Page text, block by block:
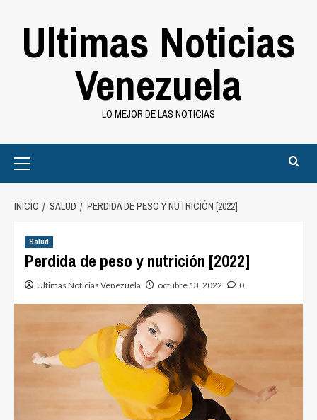
Ultimas Noticias
Venezuela
LO MEJOR DE LAS NOTICIAS
Menu
INICIO SALUD PERDIDA DE PESO Y NUTRICIÓN [2022]
Salud
Perdida de peso y nutrición [2022]
Ultimas Noticias Venezuela octubre 13, 2022 0